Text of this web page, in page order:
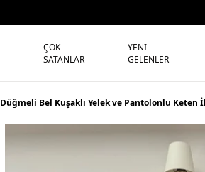
ÇOK
SATANLAR
YENİ
GELENLER
Düğmeli Bel Kuşaklı Yelek ve Pantolonlu Keten